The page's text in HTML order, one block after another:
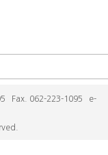
Fax. 062-223-1095 e-